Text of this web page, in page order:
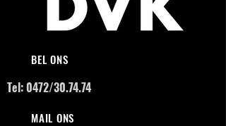
BEL ONS
Tel: 0472/30.74.74
MAIL ONS